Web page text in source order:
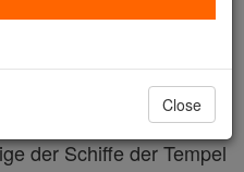
der König von
König von Juda, fallen
der Schiffe der Tempel
Close